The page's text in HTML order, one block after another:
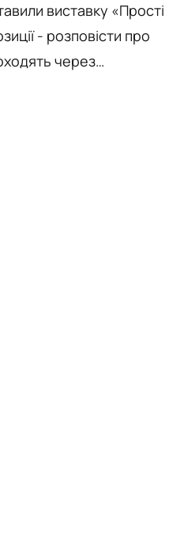
виставку «Прості
- розповісти про
через
Це проєкт
представлені 17